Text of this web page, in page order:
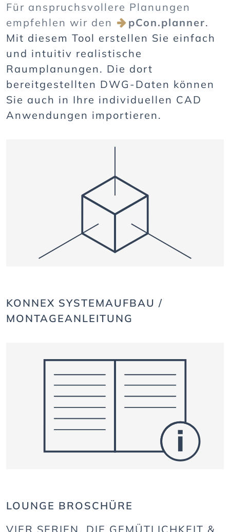
Für anspruchsvollere Planungen
empfehlen wir den
pCon.planner.
Mit diesem Tool erstellen Sie einfach
und intuitiv realistische
Raumplanungen. Die dort
bereitgestellten DWG-Daten können
Sie auch in Ihre individuellen CAD
Anwendungen importieren.
KONNEX SYSTEMAUFBAU /
MONTAGEANLEITUNG
LOUNGE BROSCHÜRE
VIER SERIEN, DIE GEMÜTLICHKEIT &